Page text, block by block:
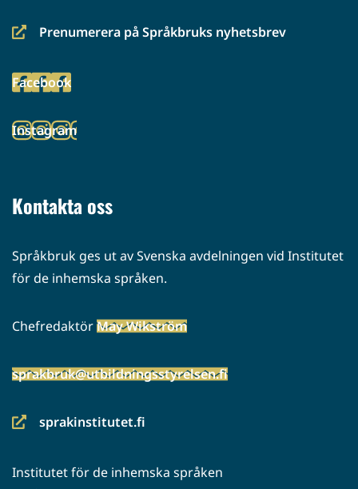
Prenumerera på Språkbruks nyhetsbrev
(siirryt
palveluun)
Facebook
(siirryt
palveluun)
Instagram
(siirryt
Kontakta oss
Språkbruk ges ut av Svenska avdelningen vid Institutet
för de inhemska språken.
ChefredaktörMay Wikström
sprakbruk@utbildningsstyrelsen.fi
sprakinstitutet.fi
(siirryt
palveluun)
Institutet för de inhemska språken